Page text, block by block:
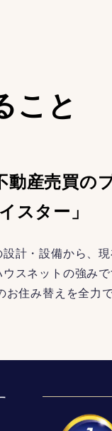
こと
動産売買の
スター」
計・設備から、
スネットの強み
住み替えを全力